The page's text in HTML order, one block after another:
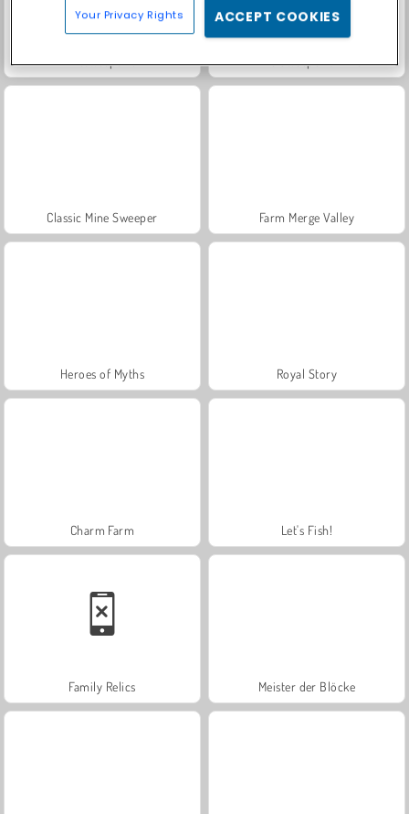
Minesweeper 3D Mine Sweeper Online
Classic Mine Sweeper Farm Merge Valley
Heroes of Myths Royal Story
Charm Farm Let's Fish!
Family Relics Meister der Blöcke
Your Privacy Rights ACCEPT COOKIES